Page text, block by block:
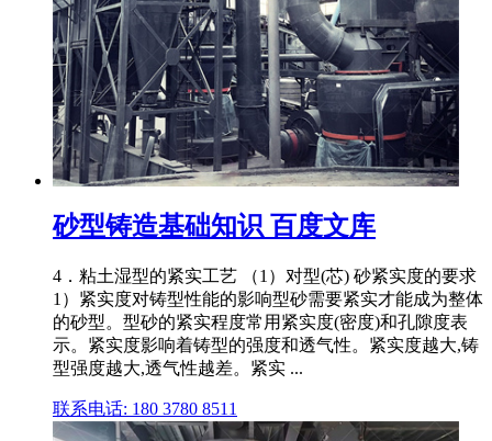
砂型铸造基础知识 百度文库
4．粘土湿型的紧实工艺 （1）对型(芯) 砂紧实度的要求
1）紧实度对铸型性能的影响型砂需要紧实才能成为整体
的砂型。型砂的紧实程度常用紧实度(密度)和孔隙度表
示。紧实度影响着铸型的强度和透气性。紧实度越大,铸
型强度越大,透气性越差。紧实 ...
联系电话: 180 3780 8511